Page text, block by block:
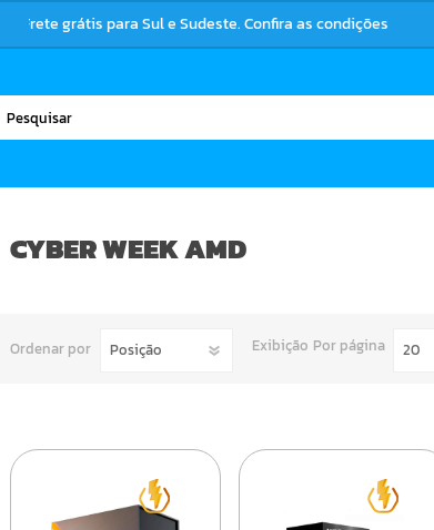
Frete grátis para Sul e Sudeste. Confira as condições
CYBER WEEK AMD
Ordenar por Exibição Por página